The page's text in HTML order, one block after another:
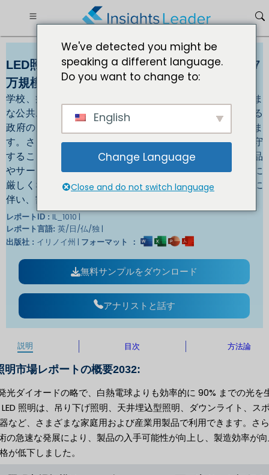
LED照明市場規模 2032年までに2億316億9,437
万規模
学校、病院、空港、ショッピングセンターなど、さまざま
な公共および商業建物に照明を設置することを義務付ける
政府の規制と基準が、LED照明市場の成長を推進していま
す。さらに、建物の所有者や運営者はこれらの規制を遵守
することが法律で義務付けられているため、LED 照明製品
やサービスの需要が高まっています。規制や基準がさらに
厳しくなり、新しい建物の建設や既存のインフラの更新に
伴い、需要は今後も増加すると予想されます。
レポートID : IL_1010 |
レポート言語: 英/日/仏/独 |
出版社 : イリノイ州 | フォーマット ：
無料サンプルをダウンロード
アナリストと話す
説明 目次 方法論
明市場レポートの概要2032:
光ダイオードの略で、白熱電球よりも効率的に 90% までの光を
照明は、吊り下げ照明、天井埋込型照明、ダウンライト、ス
など、さまざまな家庭用および産業用製品で利用できます。さ
の急速な発展により、製品の入手可能性が向上し、製造効率が
が低下しました。
We've detected you might be
speaking a different language.
Do you want to change to:
English
Change Language
Close and do not switch language